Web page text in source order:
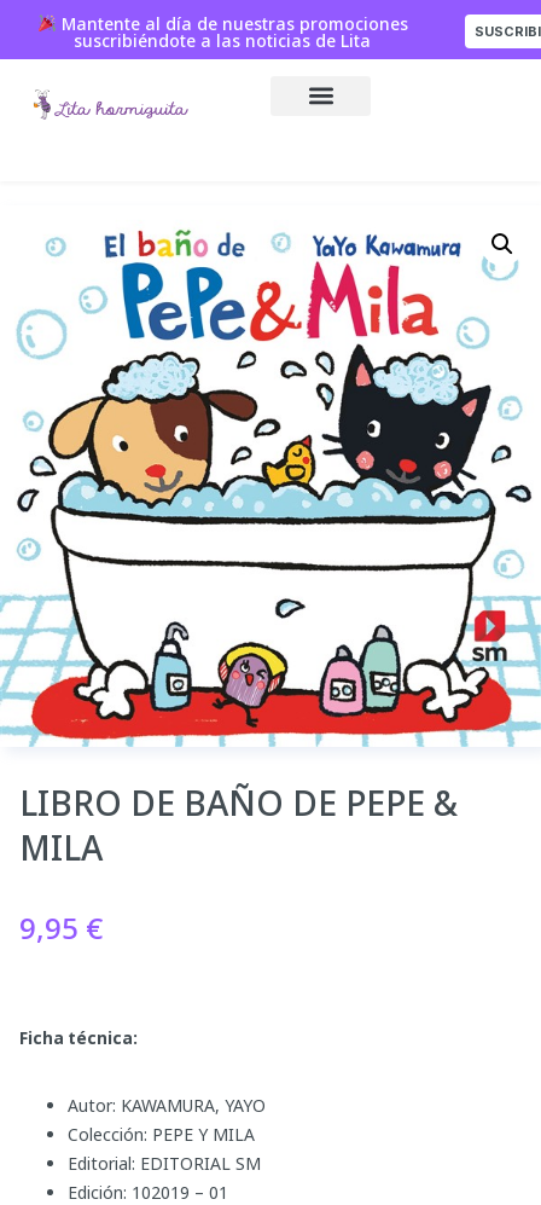
Mantente al día de nuestras promociones
suscribiéndote a las noticias de Lita
LIBRO DE BAÑO DE PEPE &
MILA
9,95 €
Ficha técnica:
Autor: KAWAMURA, YAYO
Colección: PEPE Y MILA
Editorial: EDITORIAL SM
Edición: 102019 – 01